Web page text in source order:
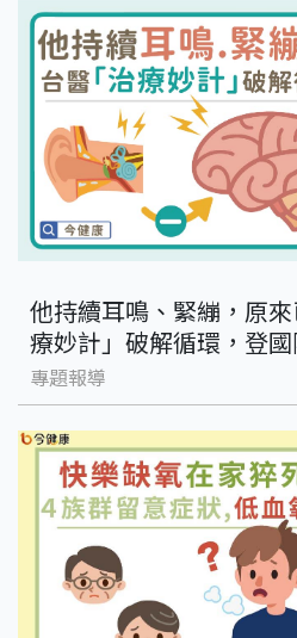
他持續耳鳴、緊繃，原
療妙計」破解循環，登國
專題報導